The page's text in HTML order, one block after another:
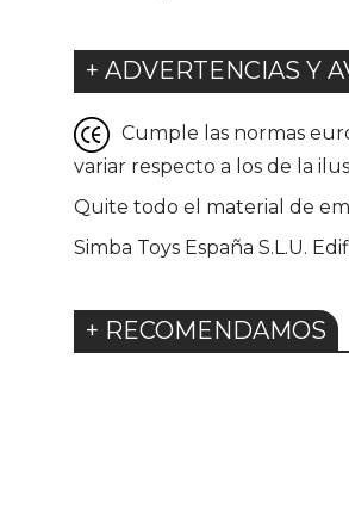
+ ADVERTENCIAS Y
Cumple las normas
variar respecto a los de la
Quite todo el material de
Simba Toys España S.L.U.
+ RECOMENDAMOS